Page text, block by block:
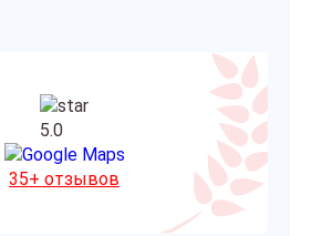
5.0
35+ отзывов